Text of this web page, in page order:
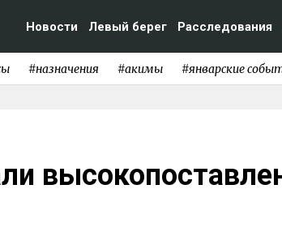
Новости Левый берег Расследования
#назначения #акимы #январские